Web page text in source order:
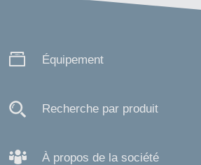
Équipement
Recherche par produit
À propos de la société